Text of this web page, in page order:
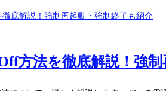
方法を徹底解説！強